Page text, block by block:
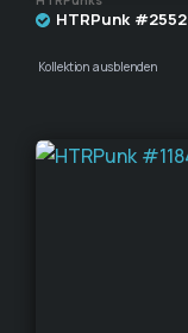
HTRPunk #2552
Kollektion ausblenden